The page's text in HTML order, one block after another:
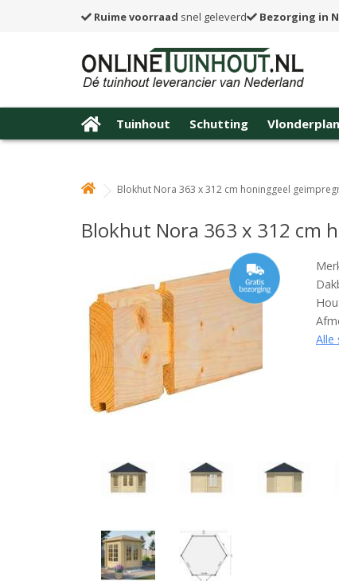
Ruime voorraad snel geleverd Bezorging in
Tuinhout Schutting
Blokhut Nora 363 x 312 cm honinggeel
Blokhut Nora 363 x 312 cm
Alle